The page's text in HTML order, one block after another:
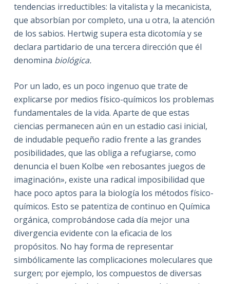
tendencias irreductibles: la vitalista y la mecanicista,
que absorbían por completo, una u otra, la atención
de los sabios. Hertwig supera esta dicotomía y se
declara partidario de una tercera dirección que él
denomina biológica.
Por un lado, es un poco ingenuo que trate de
explicarse por medios físico-químicos los problemas
fundamentales de la vida. Aparte de que estas
ciencias permanecen aún en un estadio casi inicial,
de indudable pequeño radio frente a las grandes
posibilidades, que las obliga a refugiarse, como
denuncia el buen Kolbe «en rebosantes juegos de
imaginación», existe una radical imposibilidad que
hace poco aptos para la biología los métodos físico-
químicos. Esto se patentiza de continuo en Química
orgánica, comprobándose cada día mejor una
divergencia evidente con la eficacia de los
propósitos. No hay forma de representar
simbólicamente las complicaciones moleculares que
surgen; por ejemplo, los compuestos de diversas